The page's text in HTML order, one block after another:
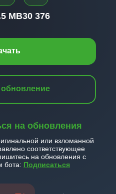
на обновления
или взломанной
соответствующее
на обновления с
бота: Подписаться
MB30 376